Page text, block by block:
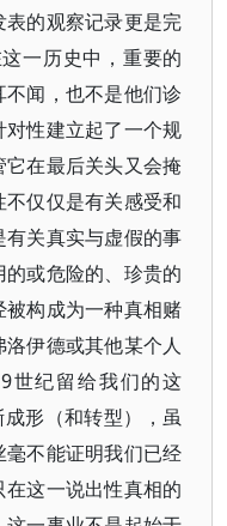
的观察记录更是完
一历史中，重要的
闻，也不是他们诊
性建立起了一个规
在最后关头又会掩
仅仅是有关感受和
关真实与虚假的事
或危险的、珍贵的
构成为一种真相赌
伊德或其他某个人
世纪留给我们的这
形（和转型），虽
不能证明我们已经
这一说出性真相的